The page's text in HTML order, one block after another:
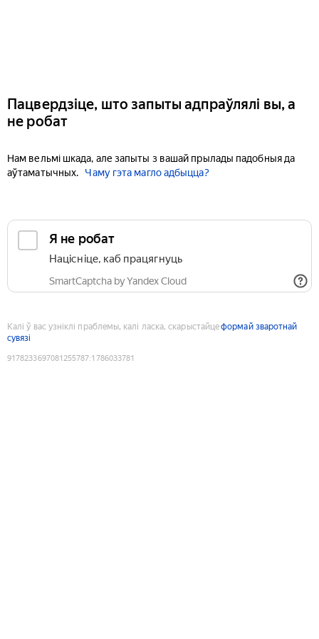
Пацвердзіце, што запыты адпраўлялі вы, а
не робат
Нам вельмі шкада, але запыты з вашай прылады падобныя да
аўтаматычных.
Чаму гэта магло адбыцца?
Я не робат
Націсніце, каб працягнуць
SmartCaptcha by Yandex Cloud
Калі ў вас узніклі праблемы, калі ласка, скарыстайцеформай зваротнай
сувязі
9178233697081255787:1786033781